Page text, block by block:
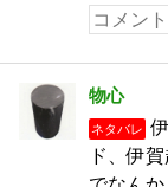
物心
ネタバレ
ド、伊